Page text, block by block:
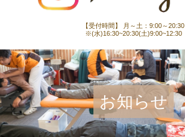
【受付時間】 月～土：9:00～20:30
※(水)16:30~20:30(土)9:00~12:30
お知らせ